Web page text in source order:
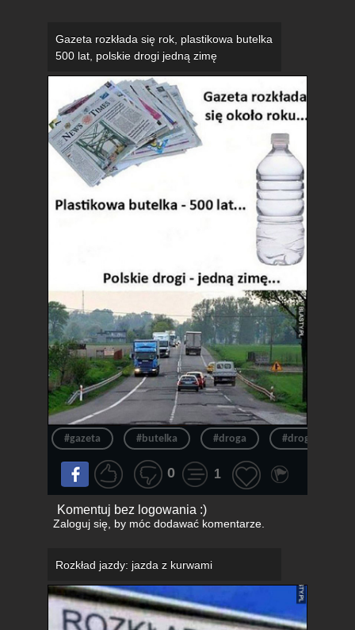
Gazeta rozkłada się rok, plastikowa butelka
500 lat, polskie drogi jedną zimę
#gazeta #butelka #droga #drogi
0 1
Komentuj bez logowania :)
Zaloguj się, by móc dodawać komentarze.
Rozkład jazdy: jazda z kurwami